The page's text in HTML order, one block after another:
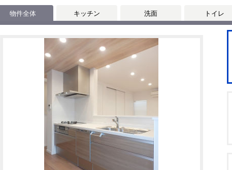
物件全体 キッチン 洗面 トイレ